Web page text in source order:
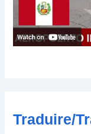
n
Traduire/